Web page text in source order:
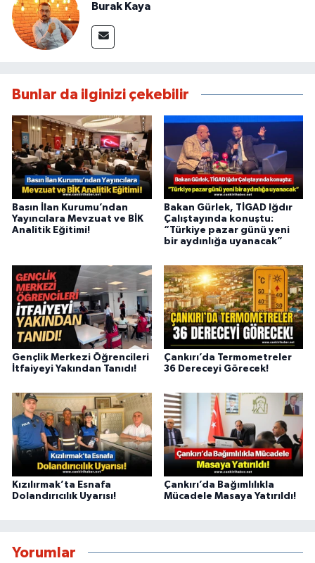
Burak Kaya
Bunlar da ilginizi çekebilir
Basın İlan Kurumu’ndan
Yayıncılara Mevzuat ve BİK
Analitik Eğitimi!
Bakan Gürlek, TİGAD Iğdır
Çalıştayında konuştu:
“Türkiye pazar günü yeni
bir aydınlığa uyanacak”
Gençlik Merkezi Öğrencileri
İtfaiyeyi Yakından Tanıdı!
Çankırı’da Termometreler
36 Dereceyi Görecek!
Kızılırmak’ta Esnafa
Dolandırıcılık Uyarısı!
Çankırı’da Bağımlılıkla
Mücadele Masaya Yatırıldı!
Yorumlar